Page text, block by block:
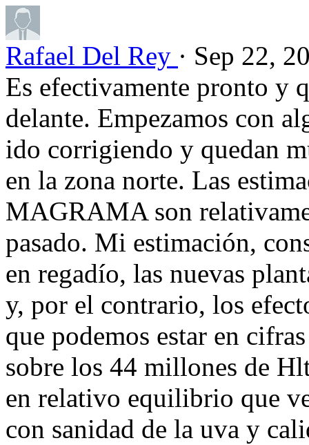
Rafael Del Rey · Sep 22,
Es efectivamente pronto y
delante. Empezamos con
ido corrigiendo y quedan
en la zona norte. Las
MAGRAMA son
pasado. Mi estimación,
en regadío, las nuevas
y, por el contrario, los
que podemos estar en
sobre los 44 millones de
en relativo equilibrio que
con sanidad de la uva y